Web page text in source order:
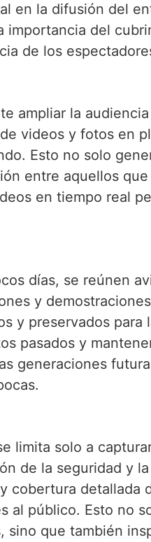
en la difusión del
del
de los
ampliar la
videos y fotos en
Esto no solo
entre aquellos
en tiempo real
días, se reúnen
y
y preservados para
pasados y
generaciones
limita solo a
de la seguridad y
cobertura detallada
al público. Esto no
que también